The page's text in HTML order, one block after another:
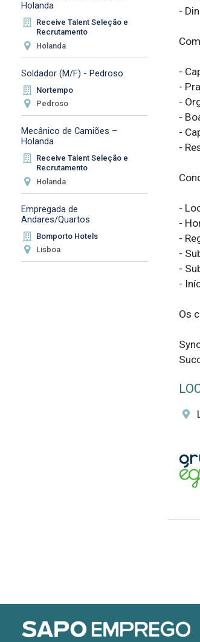
Holanda
Receive Talent Seleção e
Recrutamento
Holanda
Soldador (M/F) - Pedroso
Nortempo
Pedroso
Mecânico de Camiões –
Holanda
Receive Talent Seleção e
Recrutamento
Holanda
Empregada de
Andares/Quartos
Bomporto Hotels
Lisboa
-
-
-
-
-
-
-
-
-
-
-
-
-
Os